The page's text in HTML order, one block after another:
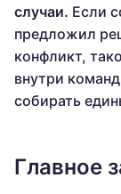
случаи. Если
предложил
конфликт,
внутри
собирать
Главное